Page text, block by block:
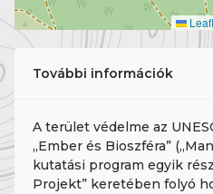
További információk
A terület védelme az
„Ember és Bioszféra”
kutatási program egyik
Projekt” keretében folyó